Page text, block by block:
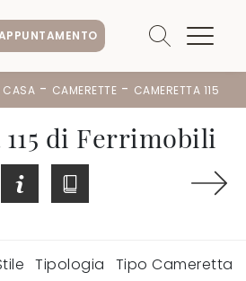
CASA - CAMERETTE - CAMERETTA 115
di Ferrimobili
Tipologia Tipo Cameretta